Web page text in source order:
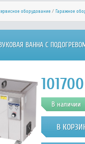
оборудование/ Гаражное
деталей/Ультразвуковые ванны/
ВАННА С
NORDBERG 01-00001437
101700
В наличии